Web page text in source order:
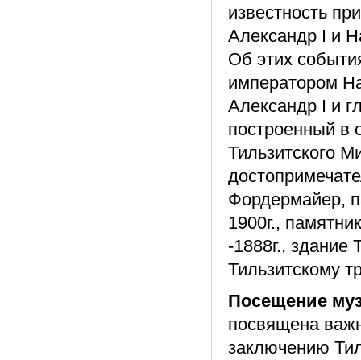
известность
Александр I и
Об этих
императором
Александр I и
построенный в
Тильзитского
Фордермайер,
1900г.,
-1888г., здание
Тильзитскому
Посещение
посвящена
заключению